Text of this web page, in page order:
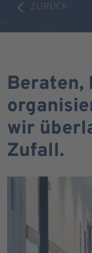
ZURÜCK
Beraten,
wir
Zufall.